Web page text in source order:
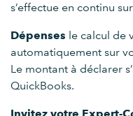
s’effectue en continu
Dépenses le calcul de
automatiquement sur
Le montant à déclarer
QuickBooks.
Invitez votre Expert-